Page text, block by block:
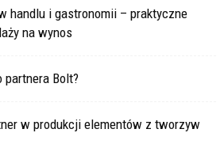
handlu i gastronomii – praktyczne
na wynos
Bolt?
w produkcji elementów z tworzyw